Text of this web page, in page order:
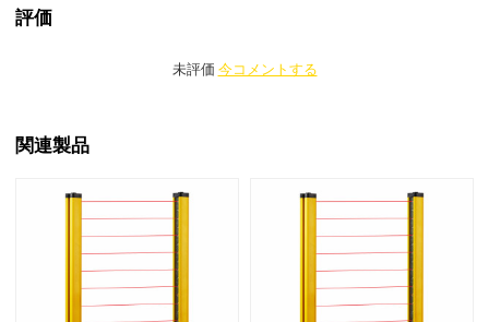
評価
未評価 今コメントする
関連製品